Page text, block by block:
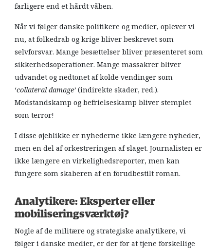
farligere end et hårdt våben.
Når vi følger danske politikere og medier, oplever vi
nu, at folkedrab og krige bliver beskrevet som
selvforsvar. Mange besættelser bliver præsenteret som
sikkerhedsoperationer. Mange massakrer bliver
udvandet og nedtonet af kolde vendinger som
‘collateral damage’(indirekte skader, red.).
Modstandskamp og befrielseskamp bliver stemplet
som terror!
I disse øjeblikke er nyhederne ikke længere nyheder,
men en del af orkestreringen af slaget. Journalisten er
ikke længere en virkelighedsreporter, men kan
fungere som skaberen af en forudbestilt roman.
Analytikere: Eksperter eller
mobiliseringsværktøj?
Nogle af de militære og strategiske analytikere, vi
følger i danske medier, er der for at tjene forskellige